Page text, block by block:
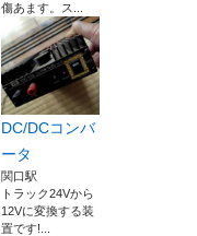
傷あます。ス...
DC/DCコンバ
ータ
関口駅
トラック24Vから
12Vに変換する装
置です!...